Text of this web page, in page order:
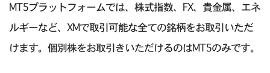
MT5プラットフォームでは、株式指数、FX、貴金属、エネ
ルギーなど、XMで取引可能な全ての銘柄をお取引いただ
けます。個別株をお取引きいただけるのはMT5のみです。